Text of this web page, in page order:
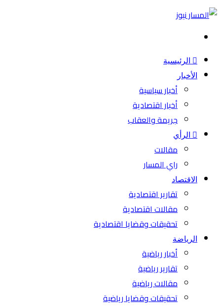
الرئيسية
الأخبار
أخبار سياسية
أخبار اقتصادية
جريمة والعقاب
الرأي
مقالات
راي المسار
الاقتصاد
تقارير اقتصادية
مقالات اقتصادية
تحقيقات وقضايا اقتصادية
الرياضة
أخبار رياضية
تقارير رياضية
مقالات رياضية
تحقيقات وقضايا رياضية